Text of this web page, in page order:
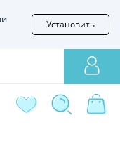
Установить